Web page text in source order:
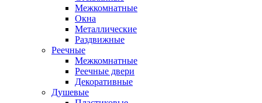
Межкомнатные
Окна
Металлические
Раздвижные
Реечные
Межкомнатные
Реечные двери
Декоративные
Душевые